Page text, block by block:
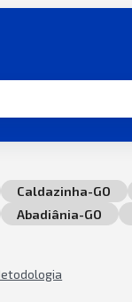
Caldazinha-GO
Abadiânia-GO